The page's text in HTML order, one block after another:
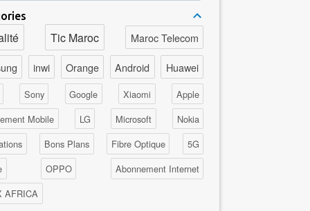
Tic Maroc Maroc Telecom
inwi Orange Android Huawei
Sony Google Xiaomi
Apple
Mobile
LG Microsoft
Nokia
Bons Plans Fibre Optique
5G
OPPO
Abonnement Internet
AFRICA